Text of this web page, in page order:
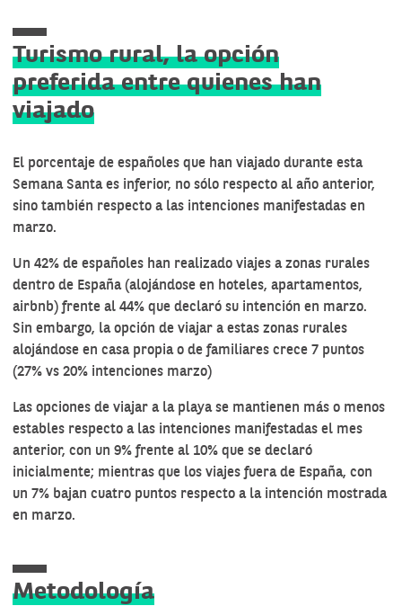
Turismo rural, la opción
preferida entre quienes han
viajado
El porcentaje de españoles que han viajado durante esta
Semana Santa es inferior, no sólo respecto al año anterior,
sino también respecto a las intenciones manifestadas en
marzo.
Un 42% de españoles han realizado viajes a zonas rurales
dentro de España (alojándose en hoteles, apartamentos,
airbnb) frente al 44% que declaró su intención en marzo.
Sin embargo, la opción de viajar a estas zonas rurales
alojándose en casa propia o de familiares crece 7 puntos
(27% vs 20% intenciones marzo)
Las opciones de viajar a la playa se mantienen más o menos
estables respecto a las intenciones manifestadas el mes
anterior, con un 9% frente al 10% que se declaró
inicialmente; mientras que los viajes fuera de España, con
un 7% bajan cuatro puntos respecto a la intención mostrada
en marzo.
Metodología